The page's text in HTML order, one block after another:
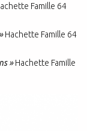
Famille 64
Hachette Famille 64
»Hachette Famille